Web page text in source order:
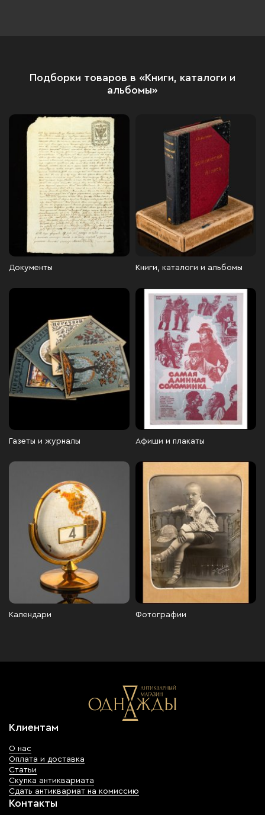
Подборки товаров в «Книги, каталоги и
альбомы»
Документы Книги, каталоги и альбомы
Газеты и журналы Афиши и плакаты
Календари Фотографии
Клиентам
О нас
Оплата и доставка
Статьи
Скупка антиквариата
Сдать антиквариат на комиссию
Контакты